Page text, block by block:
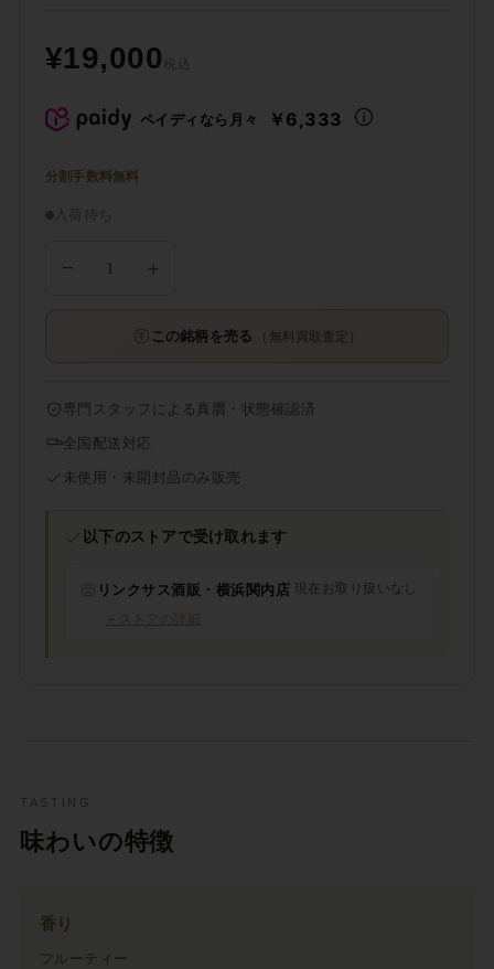
¥19,000 税込
ペイディなら月々 ￥6,333
分割手数料無料
入荷待ち
− ＋
この銘柄を売る （無料買取査定）
専門スタッフによる真贋・状態確認済
全国配送対応
未使用・未開封品のみ販売
以下のストアで受け取れます
リンクサス酒販・横浜関内店 現在お取り扱いなし
＋ ストアの詳細
TASTING
味わいの特徴
香り
フルーティー